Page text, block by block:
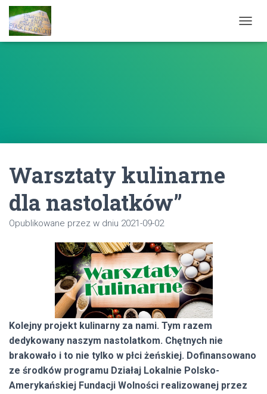
R
W
Warsztaty kulinarne
dla nastolatków”
Opublikowane przez w dniu 2021-09-02
Kolejny projekt kulinarny za nami. Tym razem
dedykowany naszym nastolatkom. Chętnych nie
brakowało i to nie tylko w płci żeńskiej. Dofinansowano
ze środków programu Działaj Lokalnie Polsko-
Amerykańskiej Fundacji Wolności realizowanej przez